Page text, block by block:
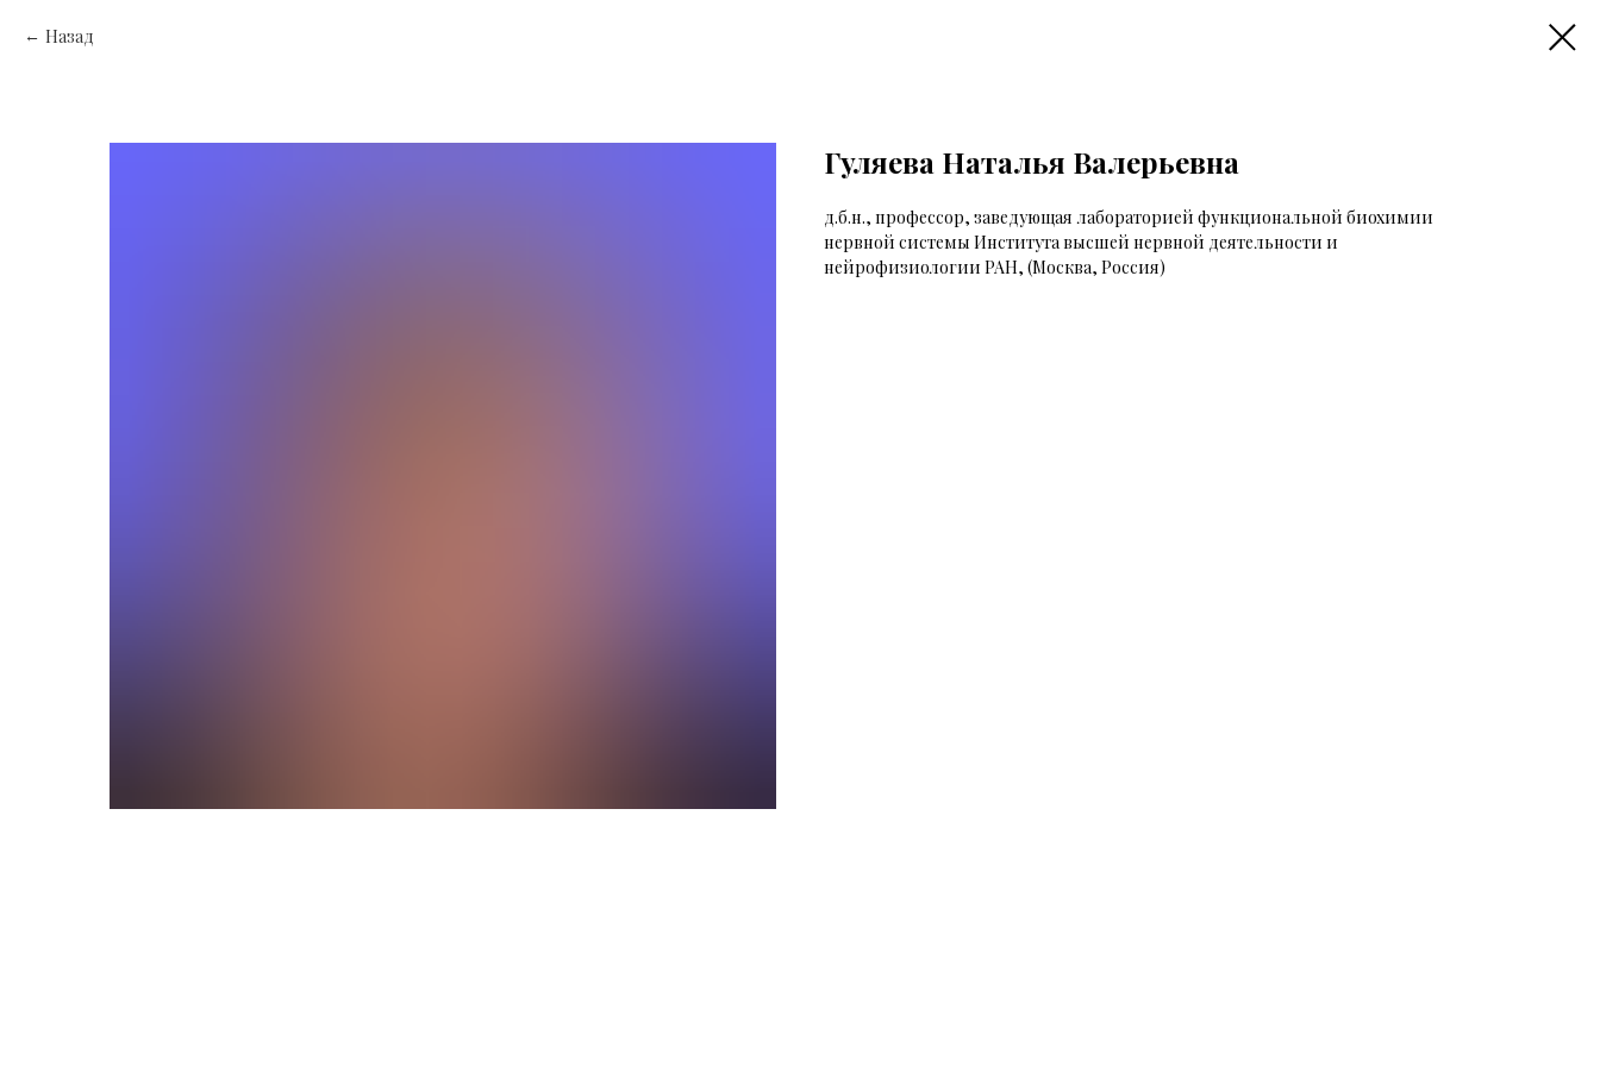
Назад
Гуляева Наталья Валерьевна
д.б.н., профессор, заведующая лабораторией функциональной биохимии
нервной системы Института высшей нервной деятельности и
нейрофизиологии РАН, (Москва, Россия)